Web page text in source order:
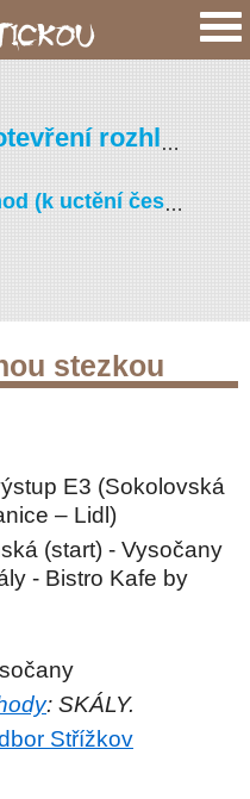
Pochod k výročí otevření rozhledny na Petříně (Vojta Náprstek 2026)
Svatováclavský pochod (k uctění české státnosti)
stezkou
E3 (Sokolovská
– Lidl)
(start) - Vysočany
- Bistro Kafe by
: SKÁLY.
Střížkov